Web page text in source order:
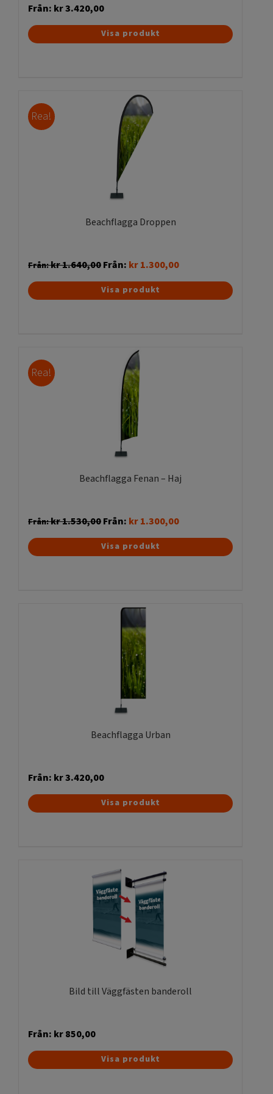
Från: kr3.420,00
Den
här
varianter.
De
olika
alternativen
Visa produkt
Rea!
Beachflagga Droppen
Från:kr1.640,00Från: kr1.300,00
Den
här
flera
varianter.
De
olika
alternativen
kan
väljas
Visa produkt
Rea!
Beachflagga Fenan – Haj
Från:kr1.530,00Från: kr1.300,00
Den
här
varianter.
De
olika
alternativen
kan
väljas
Visa produkt
Beachflagga Urban
Från: kr3.420,00
Den
här
varianter.
De
olika
alternativen
väljas
på
Visa produkt
Bild till Väggfästen banderoll
Från: kr850,00
Den
här
Visa produkt